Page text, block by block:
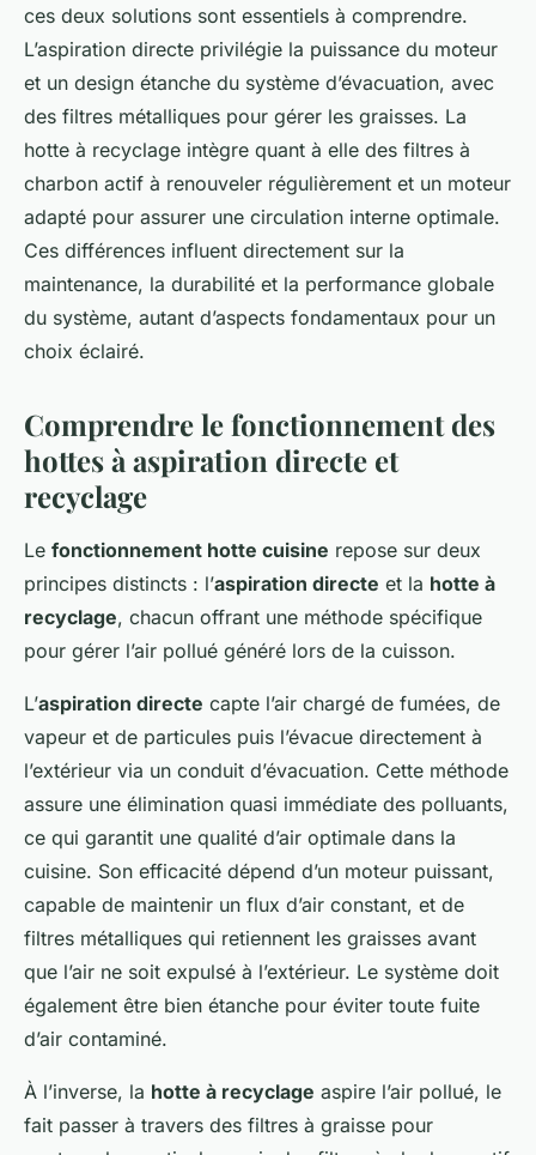
ces deux solutions sont essentiels à comprendre.
L’aspiration directe privilégie la puissance du moteur
et un design étanche du système d’évacuation, avec
des filtres métalliques pour gérer les graisses. La
hotte à recyclage intègre quant à elle des filtres à
charbon actif à renouveler régulièrement et un moteur
adapté pour assurer une circulation interne optimale.
Ces différences influent directement sur la
maintenance, la durabilité et la performance globale
du système, autant d’aspects fondamentaux pour un
choix éclairé.
Comprendre le fonctionnement des
hottes à aspiration directe et
recyclage
Le fonctionnement hotte cuisine repose sur deux
principes distincts : l’aspiration directe et la hotte à
recyclage, chacun offrant une méthode spécifique
pour gérer l’air pollué généré lors de la cuisson.
L’aspiration directe capte l’air chargé de fumées, de
vapeur et de particules puis l’évacue directement à
l’extérieur via un conduit d’évacuation. Cette méthode
assure une élimination quasi immédiate des polluants,
ce qui garantit une qualité d’air optimale dans la
cuisine. Son efficacité dépend d’un moteur puissant,
capable de maintenir un flux d’air constant, et de
filtres métalliques qui retiennent les graisses avant
que l’air ne soit expulsé à l’extérieur. Le système doit
également être bien étanche pour éviter toute fuite
d’air contaminé.
À l’inverse, la hotte à recyclage aspire l’air pollué, le
fait passer à travers des filtres à graisse pour